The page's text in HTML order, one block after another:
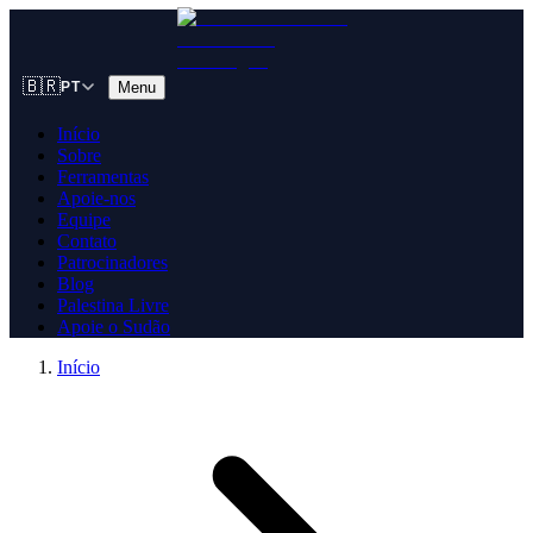
🇧🇷PT Menu
Início
Sobre
Ferramentas
Apoie-nos
Equipe
Contato
Patrocinadores
Blog
Palestina Livre
Apoie o Sudão
Início